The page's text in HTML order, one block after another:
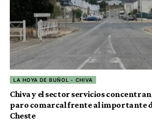
LA HOYA DE BUÑOL - CHIVA
Chiva y el sector servicios
paro comarcal frente al importante
Cheste